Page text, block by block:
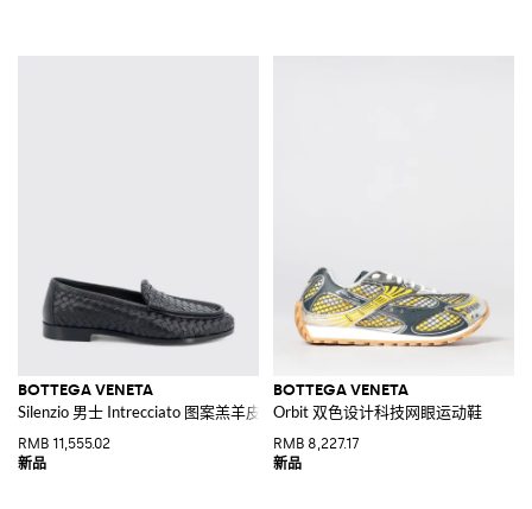
BOTTEGA VENETA
Silenzio 男士 Intrecciato 图案羔羊皮乐福鞋
RMB 11,555.02
BOTTEGA VENETA
Orbit 双色设计科技网眼运动鞋
RMB 8,227.17